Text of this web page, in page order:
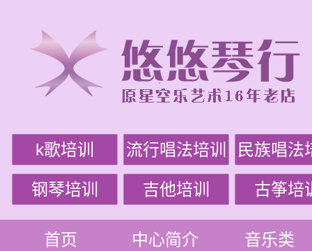
k歌培训 流行唱法培训 民族唱法
钢琴培训 吉他培训 古筝培
首页 中心简介 音乐类